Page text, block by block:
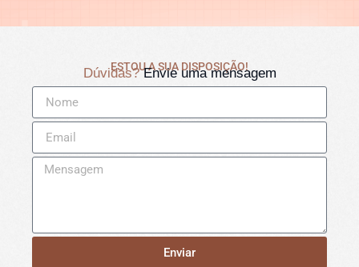
ESTOU A SUA DISPOSIÇÃO!
Dúvidas?Envie uma mensagem
Enviar